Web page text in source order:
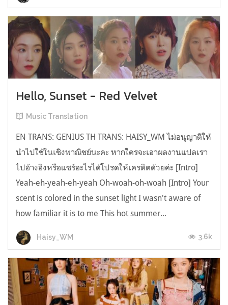
Hello, Sunset - Red Velvet
Music Translation
EN TRANS: GENIUS TH TRANS: HAISY_WM ไม่อนุญาติให้
นำไปใช้ในเชิงพาณิชย์นะคะ หากใครจะเอาผลงานแปลเรา
ไปอ้างอิงหรือแชร์อะไรได้โปรดให้เครดิตด้วยค่ะ [Intro]
Yeah-eh-yeah-eh-yeah Oh-woah-oh-woah [Intro] Your
scent is colored in the sunset light I wasn't aware of
how familiar it is to me This hot summer...
Haisy_WM 3.6k